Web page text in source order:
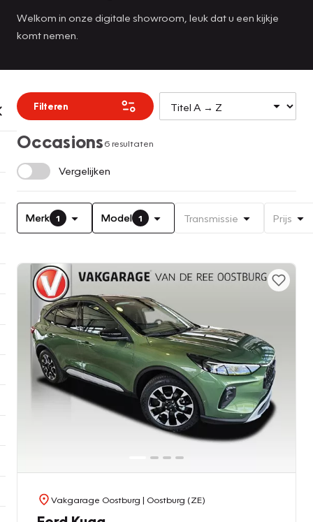
Welkom in onze digitale showroom, leuk dat u een kijkje
komt nemen.
Filteren
Occasions6 resultaten
Vergelijken
Merk 1 Model 1 Transmissie Prijs
Vakgarage Oostburg | Oostburg (ZE)